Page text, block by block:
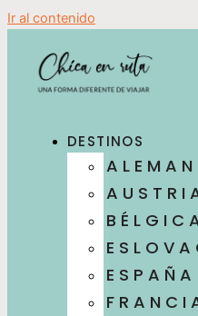
Ir al contenido
DESTINOS
ESPAÑA